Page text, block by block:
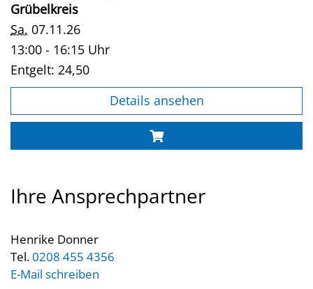
Grübelkreis
Sa. 07.11.26
13:00 - 16:15 Uhr
Entgelt: 24,50
Details ansehen
Ihre Ansprechpartner
Henrike Donner
Tel.0208 455 4356
E-Mail schreiben